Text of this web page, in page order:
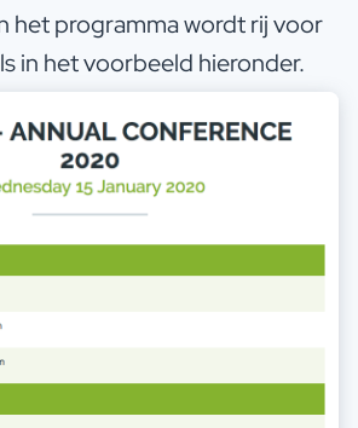
het programma wordt rij voor
in het voorbeeld hieronder.